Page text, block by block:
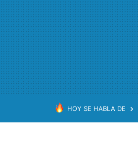
HOY SE HABLA DE